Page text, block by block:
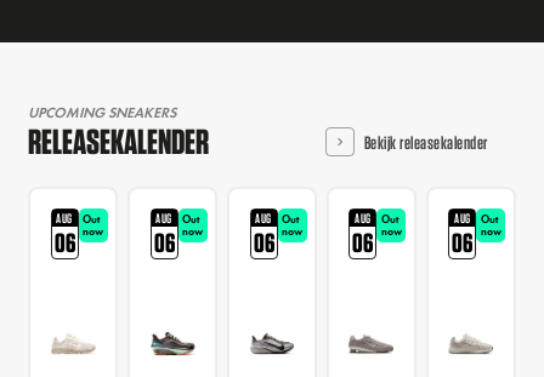
UPCOMING SNEAKERS
RELEASEKALENDER Bekijk releasekalender
AUG
06
Out
now
AUG
06
Out
now
AUG
06
Out
now
AUG
06
Out
now
AUG
06
Out
now